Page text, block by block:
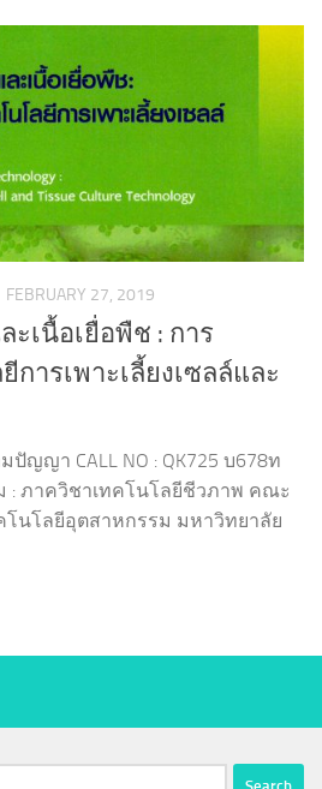
FEBRUARY 27, 2019
ะเนื้อเยื่อพืช : การ
การเพาะเลี้ยงเซลล์และ
ปัญญา CALL NO : QK725 บ678ท
ม : ภาควิชาเทคโนโลยีชีวภาพ คณะ
โนโลยีอุตสาหกรรม มหาวิทยาลัย